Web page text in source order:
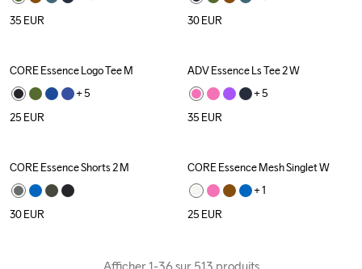
35 EUR
30EUR
CORE Essence Logo Tee M
+ 5
25 EUR
ADV Essence Ls Tee 2 W
+ 5
35 EUR
CORE Essence Shorts 2 M
30EUR
CORE Essence Mesh Singlet W
+ 1
25 EUR